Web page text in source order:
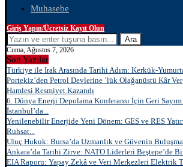
Muhasebe
Giriş Yapın/Ücretsiz Kayıt Olun
Ara
Cuma, Ağustos 7, 2026
Son Yazılar
Türkiye ile Irak Arasında Tarihi Adım: Kerkük-
Portekiz’den Petrol Devlerine ’lük Olağanüstü Kâr
Hamlesi Resmiyet Kazandı
6. Dünya Enerji Depolama Konferansı İçin Geri
İstanbul’da...
Yenilenebilir Enerjide Yeni Dönem: GES ve RES
Ruhsat...
Uluç Hukuk: Bursa’da Uzmanlık ve Güvenin
Ankara’da Tarihi Zirve: NATO Liderleri Beştepe’de
EIA Raporu: Yapay Zekâ ve Veri Merkezleri Elektrik